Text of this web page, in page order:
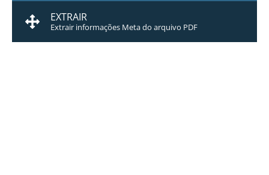
EXTRAIR
Extrair informações Meta do arquivo PDF